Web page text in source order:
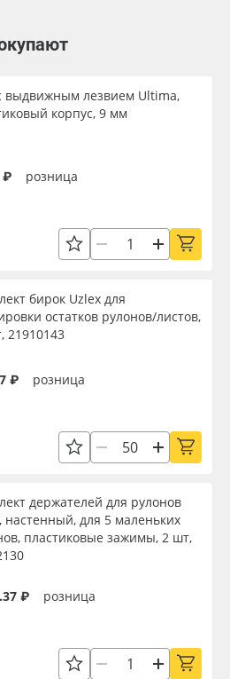
выдвижным лезвием Ultima,
корпус, 9 мм
₽ розница
бирок Uzlex для
остатков рулонов/листов,
21910143
₽ розница
держателей для рулонов
настенный, для 5 маленьких
пластиковые зажимы, 2 шт,
₽ розница